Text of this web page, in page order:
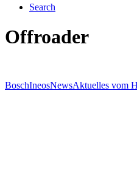
Search
Offroader
BoschIneosNewsAktuelles vom